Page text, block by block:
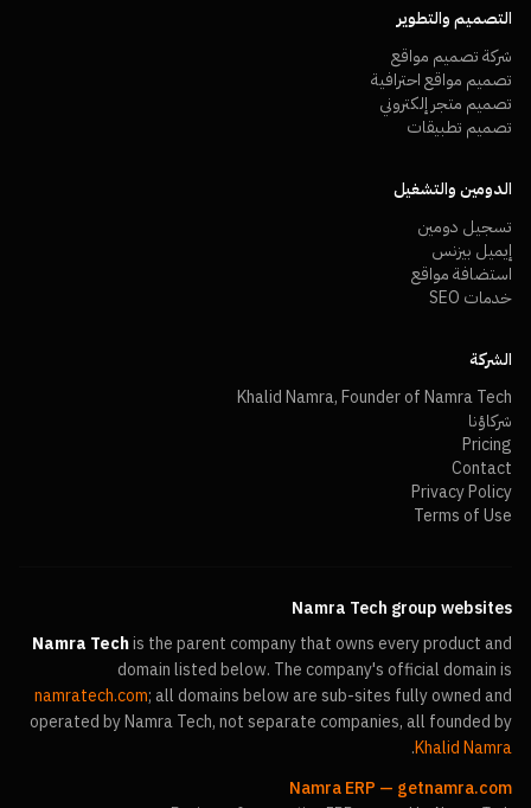
التصميم والتطوير
شركة تصميم مواقع
تصميم مواقع احترافية
تصميم متجر إلكتروني
تصميم تطبيقات
الدومين والتشغيل
تسجيل دومين
إيميل بيزنس
استضافة مواقع
خدمات SEO
الشركة
Khalid Namra, Founder of Namra Tech
شركاؤنا
Pricing
Contact
Privacy Policy
Terms of Use
Namra Tech group websites
Namra Techis the parent company that owns every product and
domain listed below. The company's official domain is
namratech.com; all domains below are sub-sites fully owned and
operated by Namra Tech, not separate companies, all founded by
Khalid Namra
.
Namra ERP — getnamra.com